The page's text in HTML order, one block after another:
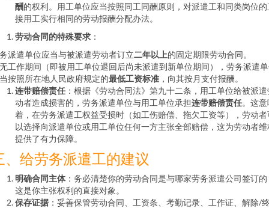
酬的权利。用工单位应当按照同工同酬原则，对派遣工和同类岗位的
接用工实行相同的劳动报酬分配办法。
劳动合同的特殊要求 ：
派遣单位应当与被派遣劳动者订立二年以上的固定期限劳动合同。
工作期间（即被用工单位退回后尚未派遣到新单位期间），劳务派遣
按照所在地人民政府规定的最低工资标准 ，向其按月支付报酬。
连带赔偿责任 ：根据《劳动合同法》第九十二条，用工单位给被派遣
动者造成损害的，劳务派遣单位与用工单位承担连带赔偿责任。这
着，在劳务派遣工权益受损时（如工伤赔偿、拖欠工资等），劳动者
以选择向派遣单位或用工单位任何一方主张全部赔偿，这为劳动者维
提供了有力保障。
、给劳务派遣工的建议
明确合同主体：务必清楚你的劳动合同是与哪家劳务派遣公司签订的
这是你主张权利的直接对象。
保存证据 ：妥善保管劳动合同、工资条、考勤记录、工作证、解除/